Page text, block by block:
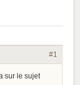
#1
sur le sujet